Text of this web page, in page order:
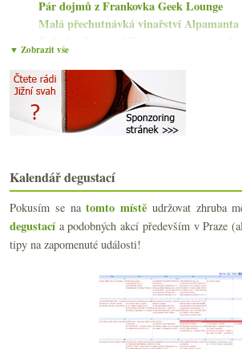
Pár dojmů z Frankovka Geek Lounge
Malá přechutnávká vinařství Alpamanta
Gere Attila a unikátní Fekete Járdovány
La Volada aneb PIWI útočí na Katalánsko
Pinault x Henriot, (ne)radioktivní víno a
► září(21)
srpna(16)
► června
►května(22)
►dubna(19)
►března(22)
►února(15)
▼ Zobrazit vše
Kalendář degustací
Pokusím se natomto místě udržovat zhruba
degustacía podobných akcí především v Praze
tipy na zapomenuté události!